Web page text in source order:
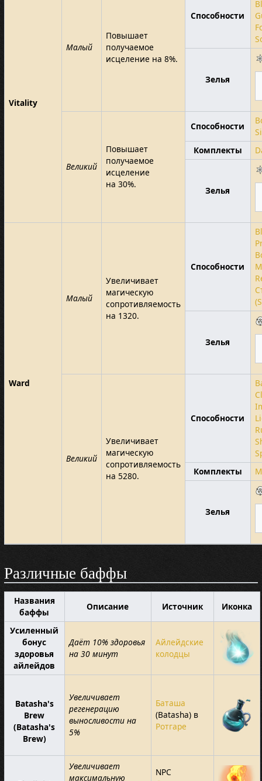
Vitality
Малый
Повышает
получаемое
исцеление на 8%.
Способности
Зелья
Великий
Повышает
получаемое
исцеление
на 30%.
Способности
Комплекты
Зелья
Ward
Малый
Увеличивает
магическую
сопротивляемость
на 1320.
Способности
Зелья
Великий
Увеличивает
магическую
сопротивляемость
на 5280.
Способности
Комплекты
Зелья
Различные баффы
Названия
баффы
Описание Источник Иконка
Усиленный
бонус
здоровья
айлейдов
Даёт 10% здоровья
на 30 минут
Айлейдские
колодцы
Batasha's
Brew
(Batasha's
Brew)
Увеличивает
регенерацию
выносливости на
5%
Баташа
(Batasha) в
Ротгаре
Увеличивает
максимальную
NPC